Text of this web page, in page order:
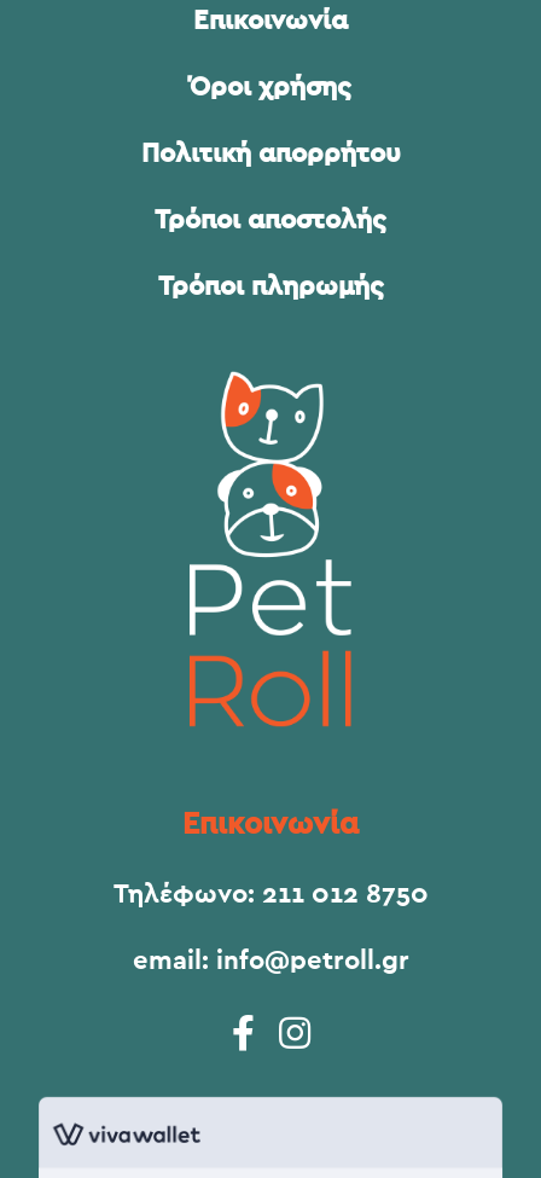
Επικοινωνία
Όροι χρήσης
Πολιτική απορρήτου
Τρόποι αποστολής
Τρόποι πληρωμής
Επικοινωνία
Τηλέφωνο: 211 012 8750
email: info@petroll.gr